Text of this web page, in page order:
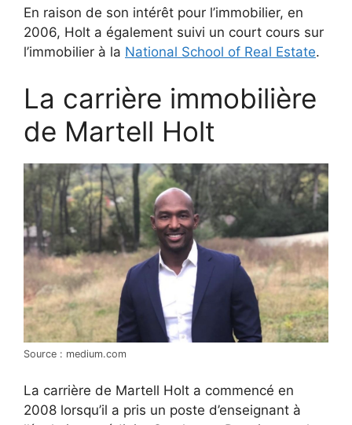
En raison de son intérêt pour l’immobilier, en
2006, Holt a également suivi un court cours sur
l’immobilier à la National School of Real Estate.
La carrière immobilière
de Martell Holt
Source : medium.com
La carrière de Martell Holt a commencé en
2008 lorsqu’il a pris un poste d’enseignant à